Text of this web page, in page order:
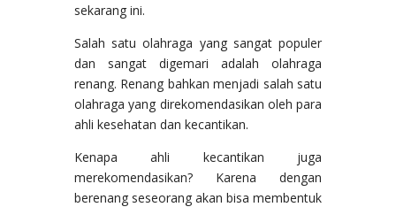
sekarang ini.
Salah satu olahraga yang sangat populer
dan sangat digemari adalah olahraga
renang. Renang bahkan menjadi salah satu
olahraga yang direkomendasikan oleh para
ahli kesehatan dan kecantikan.
Kenapa ahli kecantikan juga
merekomendasikan? Karena dengan
berenang seseorang akan bisa membentuk